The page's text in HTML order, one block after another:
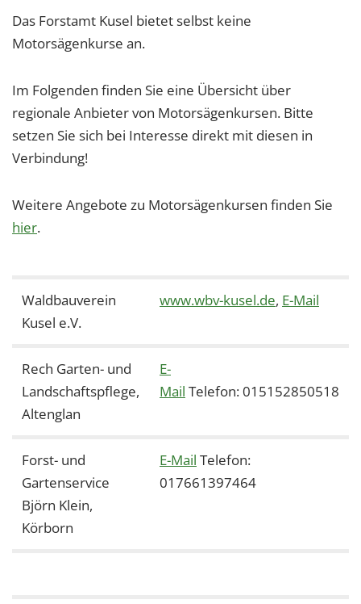
Das Forstamt Kusel bietet selbst keine
Motorsägenkurse an.
Im Folgenden finden Sie eine Übersicht über
regionale Anbieter von Motorsägenkursen. Bitte
setzen Sie sich bei Interesse direkt mit diesen in
Verbindung!
Weitere Angebote zu Motorsägenkursen finden Sie
hier.
Waldbauverein
Kusel e.V.
www.wbv-kusel.de, E-Mail
Rech Garten- und
Landschaftspflege,
Altenglan
E-
Mail Telefon: 015152850518
Forst- und
Gartenservice
Björn Klein,
Körborn
E-Mail Telefon:
017661397464